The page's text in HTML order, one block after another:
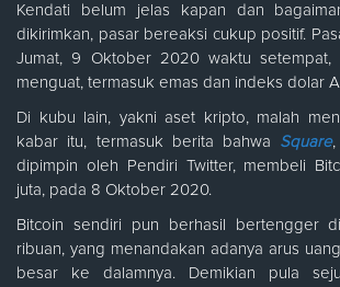
Kendati belum jelas kapan dan
dikirimkan, pasar bereaksi cukup positif.
Jumat, 9 Oktober 2020 waktu setempat,
menguat, termasuk emas dan indeks dolar
Di kubu lain, yakni aset kripto, malah
kabar itu, termasuk berita bahwa Square,
dipimpin oleh Pendiri Twitter, membeli
juta, pada 8 Oktober 2020.
Bitcoin sendiri pun berhasil bertengger
ribuan, yang menandakan adanya arus
besar ke dalamnya. Demikian pula